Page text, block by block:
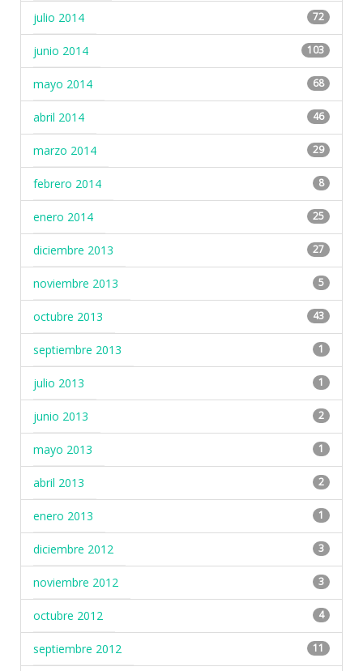
julio 2014 72
junio 2014 103
mayo 2014 68
abril 2014 46
marzo 2014 29
febrero 2014 8
enero 2014 25
diciembre 2013 27
noviembre 2013 5
octubre 2013 43
septiembre 2013 1
julio 2013 1
junio 2013 2
mayo 2013 1
abril 2013 2
enero 2013 1
diciembre 2012 3
noviembre 2012 3
octubre 2012 4
septiembre 2012 11